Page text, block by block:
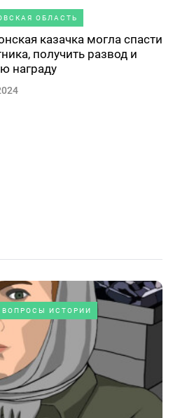
ОБЛАСТЬ
казачка могла спасти
получить развод и
награду
ВОПРОСЫ ИСТОРИИ